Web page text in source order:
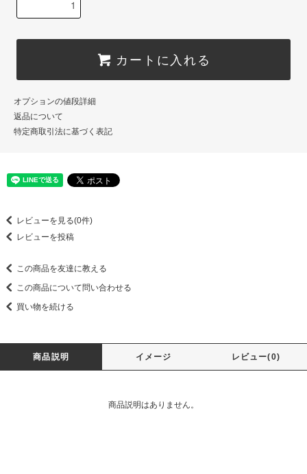
カートに入れる
オプションの値段詳細
返品について
特定商取引法に基づく表記
レビューを見る(0件)
レビューを投稿
この商品を友達に教える
この商品について問い合わせる
買い物を続ける
商品説明 イメージ レビュー(0)
商品説明はありません。